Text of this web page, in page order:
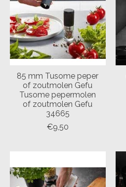
85 mm Tusome peper
of zoutmolen Gefu
Tusome pepermolen
of zoutmolen Gefu
34665
€9,50